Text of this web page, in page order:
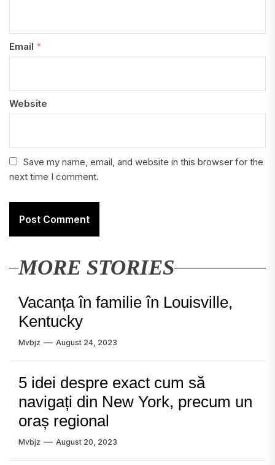
Email *
Website
Save my name, email, and website in this browser for the
next time I comment.
MORE STORIES
Vacanța în familie în Louisville,
Kentucky
Mvbjz August 24, 2023
5 idei despre exact cum să
navigați din New York, precum un
oraș regional
Mvbjz August 20, 2023